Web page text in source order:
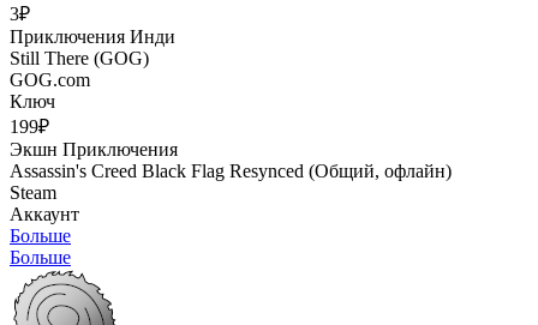
3₽
Приключения Инди
Still There (GOG)
GOG.com
Ключ
199₽
Экшн Приключения
Assassin's Creed Black Flag Resynced (Общий, офлайн)
Steam
Аккаунт
Больше
Больше